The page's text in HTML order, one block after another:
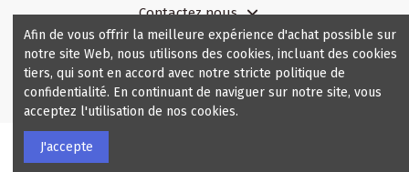
Contactez nous
Comfortable.be hello@comfortable.be
Français
Afin de vous offrir la meilleure expérience d'achat possible sur
notre site Web, nous utilisons des cookies, incluant des cookies
tiers, qui sont en accord avec notre stricte politique de
confidentialité. En continuant de naviguer sur notre site, vous
acceptez l'utilisation de nos cookies.
J'accepte